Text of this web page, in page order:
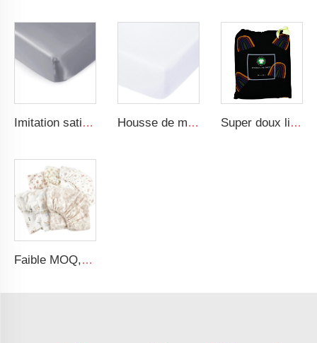
Imitation satin stretch gris clair drap-housse étanche pour bébé doux draps de berceau pour bébé Housse de matelas pour lit de bébé en coton jersey certifié GOTS, blanc et respirant, draps pour berceau de bébé Super doux literie pour bébé avec impression arc-en-ciel en bambou coton museline drap-housse noir pour lit de bébé
Faible MOQ, draps de lit en muslin de coton 100 % doux pour bébé, housse de matelas adaptée pour berceau